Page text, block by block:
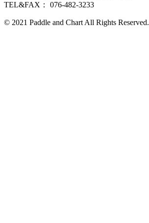
TEL&FAX： 076-482-3233
© 2021 Paddle and Chart All Rights Reserved.